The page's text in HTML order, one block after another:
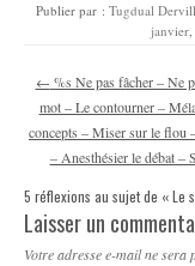
Publier par : Tugdual
janvier,
Navigation des articles
← %s Ne pas fâcher – Ne
mot – Le contourner –
concepts – Miser sur le flou
– Anesthésier le débat –
5 réflexions au sujet de «Le
Laisser un
Votre adresse e-mail ne sera